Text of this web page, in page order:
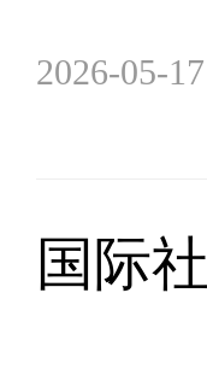
2026-05-17
国际